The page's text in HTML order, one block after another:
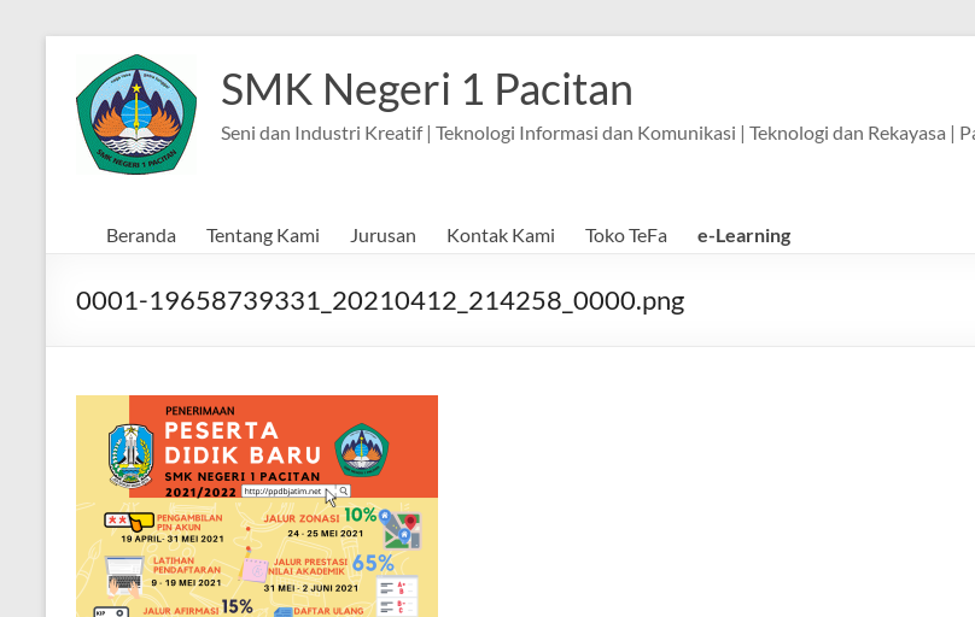
content
SMK Negeri 1 Pacitan
Seni dan Industri Kreatif | Teknologi Informasi dan Komunikasi | Teknologi dan Rekayasa |
Beranda Tentang Kami Jurusan Kontak Kami Toko TeFa e-Learning
0001-19658739331_20210412_214258_0000.png